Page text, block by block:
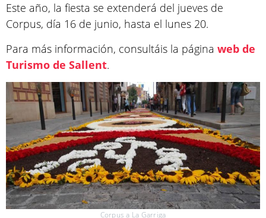
Este año, la fiesta se extenderá del jueves de
Corpus, día 16 de junio, hasta el lunes 20.
Para más información, consultáis la página web de
Turismo de Sallent.
Corpus a La Garriga